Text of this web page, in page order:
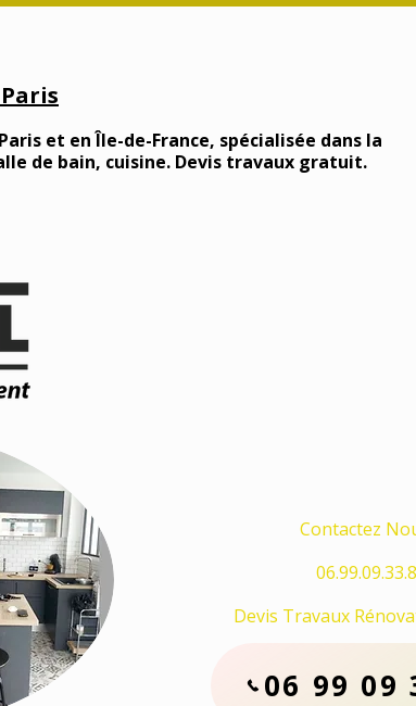
et en Île-de-France, spécialisée dans la
de bain, cuisine. Devis travaux gratuit.
Contactez
Devis Travaux
06 99 09